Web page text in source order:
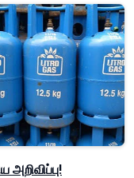
அறிவிப்பு!